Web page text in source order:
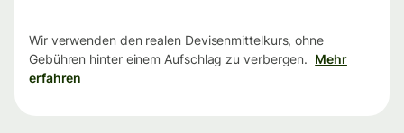
Wir verwenden den realen Devisenmittelkurs, ohne
Gebühren hinter einem Aufschlag zu verbergen. Mehr
erfahren